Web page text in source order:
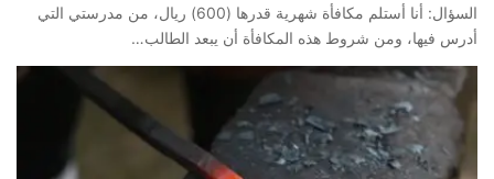
السؤال: أنا أستلم مكافأة شهرية قدرها (600) ريال، من مدرستي التي
أدرس فيها، ومن شروط هذه المكافأة أن يبعد الطالب…